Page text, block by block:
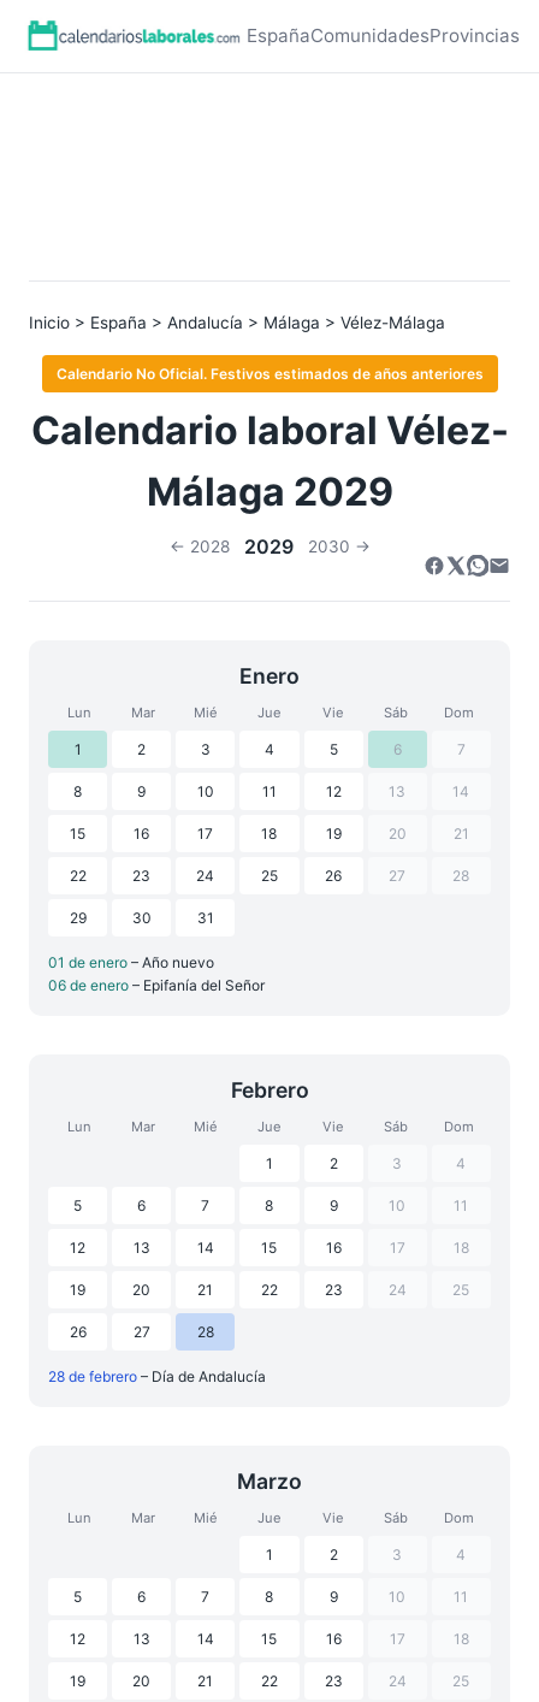
EspañaComunidadesProvincias
Inicio > España > Andalucía > Málaga > Vélez-Málaga
Calendario No Oficial. Festivos estimados de años anteriores
Calendario laboral Vélez-
Málaga 2029
← 2028 2029 2030 →
Enero
Lun Mar Mié Jue Vie Sáb Dom
1 2 3 4 5 6 7
8 9 10 11 12 13 14
15 16 17 18 19 20 21
22 23 24 25 26 27 28
29 30 31
01 de enero – Año nuevo
06 de enero – Epifanía del Señor
Febrero
Lun Mar Mié Jue Vie Sáb Dom
1 2 3 4
5 6 7 8 9 10 11
12 13 14 15 16 17 18
19 20 21 22 23 24 25
26 27 28
28 de febrero – Día de Andalucía
Marzo
Lun Mar Mié Jue Vie Sáb Dom
1 2 3 4
5 6 7 8 9 10 11
12 13 14 15 16 17 18
19 20 21 22 23 24 25